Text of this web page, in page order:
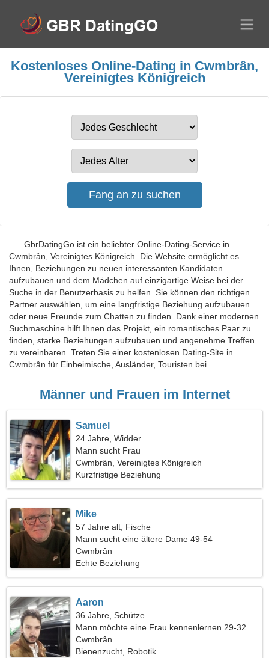
Kostenloses Online-Dating in Cwmbrân,
Vereinigtes Königreich
GbrDatingGo ist ein beliebter Online-Dating-Service in
Cwmbrân, Vereinigtes Königreich. Die Website ermöglicht es
Ihnen, Beziehungen zu neuen interessanten Kandidaten
aufzubauen und dem Mädchen auf einzigartige Weise bei der
Suche in der Benutzerbasis zu helfen. Sie können den richtigen
Partner auswählen, um eine langfristige Beziehung aufzubauen
oder neue Freunde zum Chatten zu finden. Dank einer modernen
Suchmaschine hilft Ihnen das Projekt, ein romantisches Paar zu
finden, starke Beziehungen aufzubauen und angenehme Treffen
zu vereinbaren. Treten Sie einer kostenlosen Dating-Site in
Cwmbrân für Einheimische, Ausländer, Touristen bei.
Männer und Frauen im Internet
Samuel
24 Jahre, Widder
Mann sucht Frau
Cwmbrân, Vereinigtes Königreich
Kurzfristige Beziehung
Mike
57 Jahre alt, Fische
Mann sucht eine ältere Dame 49-54
Cwmbrân
Echte Beziehung
Aaron
36 Jahre, Schütze
Mann möchte eine Frau kennenlernen 29-32
Cwmbrân
Bienenzucht, Robotik